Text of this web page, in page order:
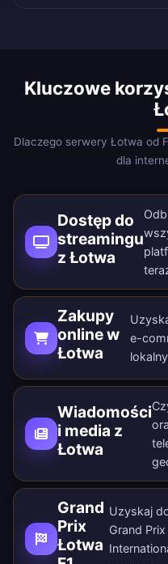
Kluczowe
Dlaczego serwery Łotwa od
dla
Dostęp do
streamingu
z Łotwa
Zakupy
online w
Łotwa
e-
Wiadomości
i media z
Łotwa
Grand
Prix
Łotwa
Uzyskaj
Grand